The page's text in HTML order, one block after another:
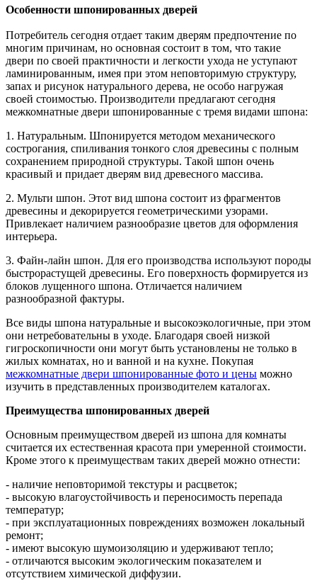
Особенности шпонированных дверей
Потребитель сегодня отдает таким дверям предпочтение по
многим причинам, но основная состоит в том, что такие
двери по своей практичности и легкости ухода не уступают
ламинированным, имея при этом неповторимую структуру,
запах и рисунок натурального дерева, не особо нагружая
своей стоимостью. Производители предлагают сегодня
межкомнатные двери шпонированные с тремя видами шпона:
1. Натуральным. Шпонируется методом механического
сострогания, спиливания тонкого слоя древесины с полным
сохранением природной структуры. Такой шпон очень
красивый и придает дверям вид древесного массива.
2. Мульти шпон. Этот вид шпона состоит из фрагментов
древесины и декорируется геометрическими узорами.
Привлекает наличием разнообразие цветов для оформления
интерьера.
3. Файн-лайн шпон. Для его производства используют породы
быстрорастущей древесины. Его поверхность формируется из
блоков лущенного шпона. Отличается наличием
разнообразной фактуры.
Все виды шпона натуральные и высокоэкологичные, при этом
они нетребовательны в уходе. Благодаря своей низкой
гигроскопичности они могут быть установлены не только в
жилых комнатах, но и ванной и на кухне. Покупая
межкомнатные двери шпонированные фото и цены можно
изучить в представленных производителем каталогах.
Преимущества шпонированных дверей
Основным преимуществом дверей из шпона для комнаты
считается их естественная красота при умеренной стоимости.
Кроме этого к преимуществам таких дверей можно отнести:
- наличие неповторимой текстуры и расцветок;
- высокую влагоустойчивость и переносимость перепада
температур;
- при эксплуатационных повреждениях возможен локальный
ремонт;
- имеют высокую шумоизоляцию и удерживают тепло;
- отличаются высоким экологическим показателем и
отсутствием химической диффузии.